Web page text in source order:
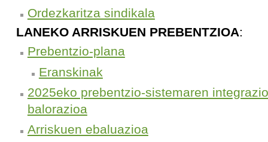
Ordezkaritza sindikala
LANEKO ARRISKUEN PREBENTZIOA:
Prebentzio-plana
Eranskinak
2025eko prebentzio-sistemaren
balorazioa
Arriskuen ebaluazioa